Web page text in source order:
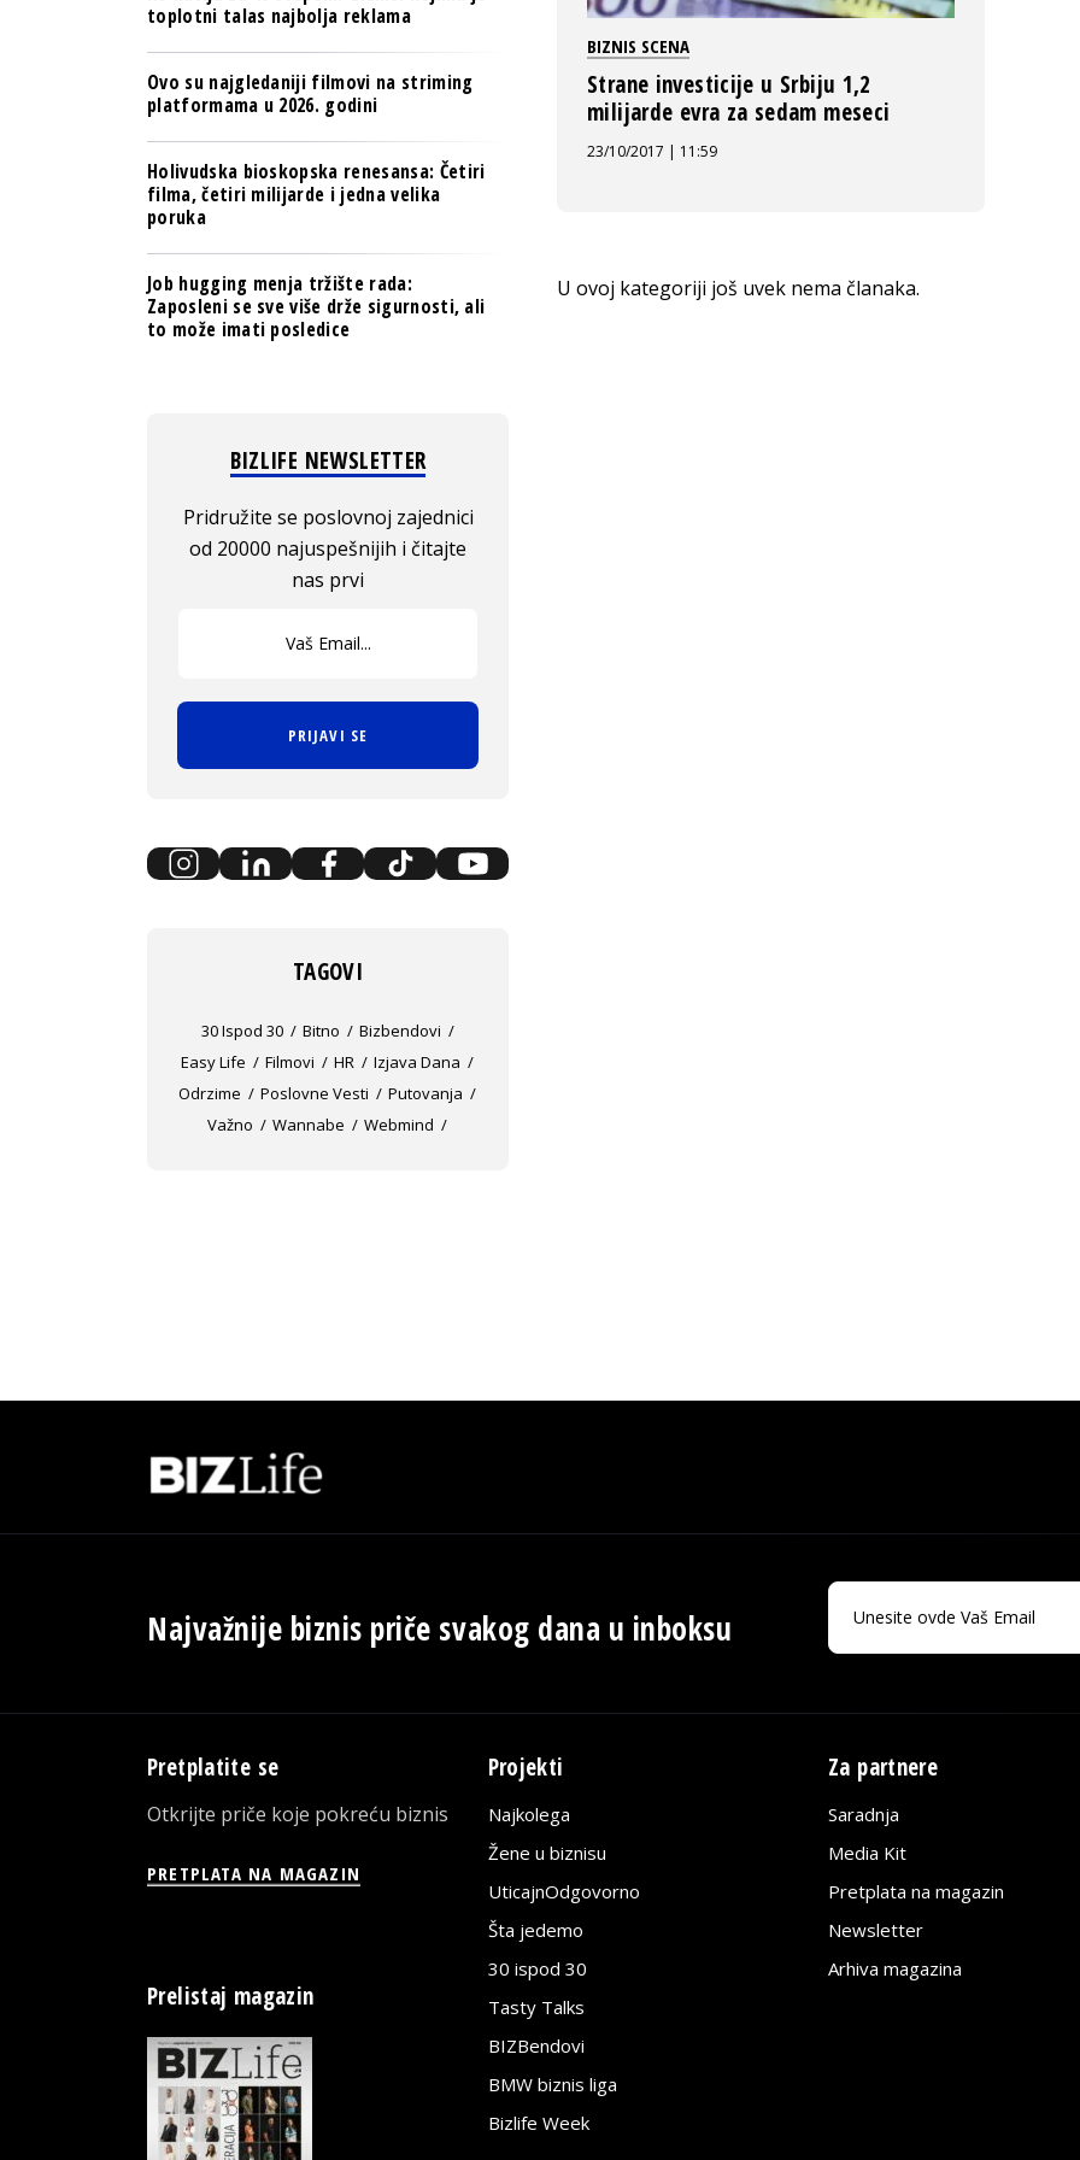
BIZNIS SCENA
Strane investicije u Srbiju 1,2
milijarde evra za sedam meseci
23/10/2017 | 11:59
U ovoj kategoriji još uvek nema članaka.
toplotni talas najbolja reklama
Ovo su najgledaniji filmovi na striming
platformama u 2026. godini
Holivudska bioskopska renesansa: Četiri
filma, četiri milijarde i jedna velika
poruka
Job hugging menja tržište rada:
Zaposleni se sve više drže sigurnosti, ali
to može imati posledice
BIZLIFE NEWSLETTER
Pridružite se poslovnoj zajednici
od 20000 najuspešnijih i čitajte
nas prvi
PRIJAVI SE
TAGOVI
30 Ispod 30 Bitno
Bizbendovi
Easy Life
Filmovi HR
Izjava Dana
Odrzime
Poslovne Vesti
Putovanja
Važno
Wannabe Webmind
Najvažnije biznis priče svakog dana u inboksu
Pretplatite se
Otkrijte priče koje pokreću biznis
PRETPLATA NA MAGAZIN
Prelistaj magazin
Projekti
Najkolega
Žene u biznisu
UticajnOdgovorno
Šta jedemo
30 ispod 30
Tasty Talks
BIZBendovi
BMW biznis liga
Bizlife Week
Za partnere
Saradnja
Media Kit
Pretplata na magazin
Newsletter
Arhiva magazina